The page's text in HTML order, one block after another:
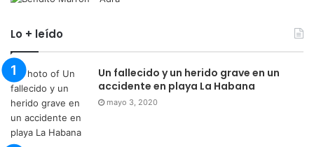
Lo + leído
Un fallecido y un herido grave en un
accidente en playa La Habana
mayo 3, 2020